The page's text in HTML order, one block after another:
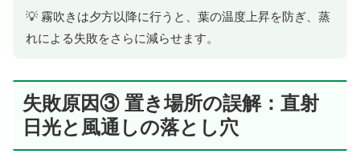
💡 霧吹きは夕方以降に行うと、葉の温度上昇を防ぎ、蒸
れによる失敗をさらに減らせます。
失敗原因③ 置き場所の誤解：直射
日光と風通しの落とし穴